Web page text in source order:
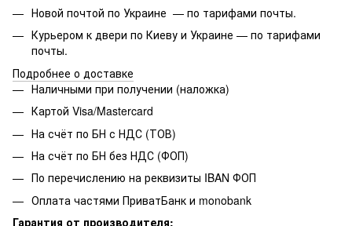
Новой почтой по Украине — по тарифами почты.
Курьером к двери по Киеву и Украине — по тарифами
почты.
Подробнее о доставке
Наличными при получении (наложка)
Картой Visa/Mastercard
На счёт по БН с НДС (ТОВ)
На счёт по БН без НДС (ФОП)
По перечислению на реквизиты IBAN ФОП
Оплата частями ПриватБанк и monobank
Гарантия от производителя: